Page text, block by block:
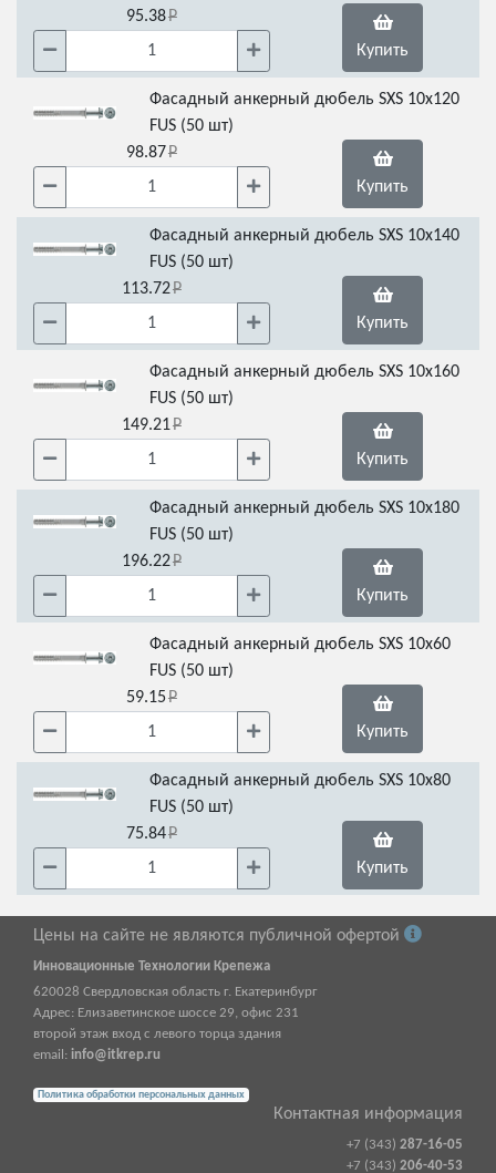
95.38
Купить
Фасадный анкерный дюбель SXS 10x120
FUS (50 шт)
98.87
Купить
Фасадный анкерный дюбель SXS 10x140
FUS (50 шт)
113.72
Купить
Фасадный анкерный дюбель SXS 10x160
FUS (50 шт)
149.21
Купить
Фасадный анкерный дюбель SXS 10x180
FUS (50 шт)
196.22
Купить
Фасадный анкерный дюбель SXS 10x60
FUS (50 шт)
59.15
Купить
Фасадный анкерный дюбель SXS 10x80
FUS (50 шт)
75.84
Купить
Цены на сайте не являются публичной офертой
Инновационные Технологии Крепежа
620028 Свердловская область г. Екатеринбург
Адрес: Елизаветинское шоссе 29, офис 231
второй этаж вход с левого торца здания
email: info@itkrep.ru
Политика обработки персональных данных
Контактная информация
+7 (343) 287-16-05
+7 (343) 206-40-53